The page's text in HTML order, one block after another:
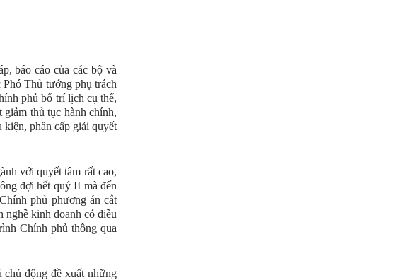
báo cáo của các bộ và
Thủ tướng phụ trách
phủ bố trí lịch cụ thể,
giảm thủ tục hành chính,
kiện, phân cấp giải quyết
với quyết tâm rất cao,
đợi hết quý II mà đến
phủ phương án cắt
nghề kinh doanh có điều
Chính phủ thông qua
động đề xuất những